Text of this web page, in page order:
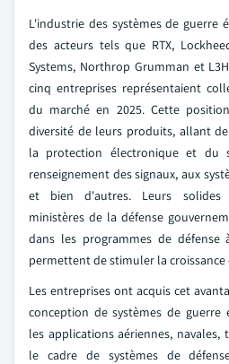
L'industrie des systèmes de guerre
des acteurs tels que RTX,
Systems, Northrop Grumman et
cinq entreprises représentaient
du marché en 2025. Cette
diversité de leurs produits, allant
la protection électronique et du
renseignement des signaux, aux
et bien d'autres. Leurs solides
ministères de la défense
dans les programmes de défense
permettent de stimuler la
Les entreprises ont acquis cet
conception de systèmes de
les applications aériennes,
le cadre de systèmes de